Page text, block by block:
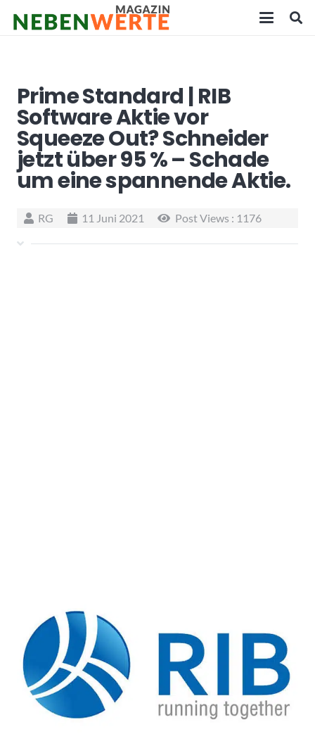
Prime Standard | RIB
Software Aktie vor
Squeeze Out? Schneider
jetzt über 95 % – Schade
um eine spannende Aktie.
RG 11 Juni 2021 Post Views : 1176